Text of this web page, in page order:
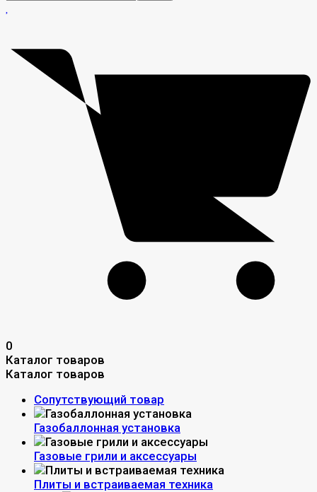
0
Каталог товаров
Каталог товаров
Сопутствующий товар
Газобаллонная установка
Газовые грили и аксессуары
Плиты и встраиваемая техника